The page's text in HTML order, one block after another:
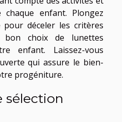
enfant. Plongez
déceler les critères
bon choix de lunettes
enfant. Laissez-vous
qui assure le bien-
progéniture.
sélection